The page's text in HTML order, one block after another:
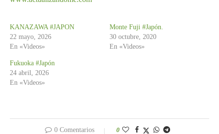
KANAZAWA #JAPON
22 mayo, 2026
En «Videos»
Monte Fuji #Japón.
30 octubre, 2020
En «Videos»
Fukuoka #Japón
24 abril, 2026
En «Videos»
0 Comentarios 0